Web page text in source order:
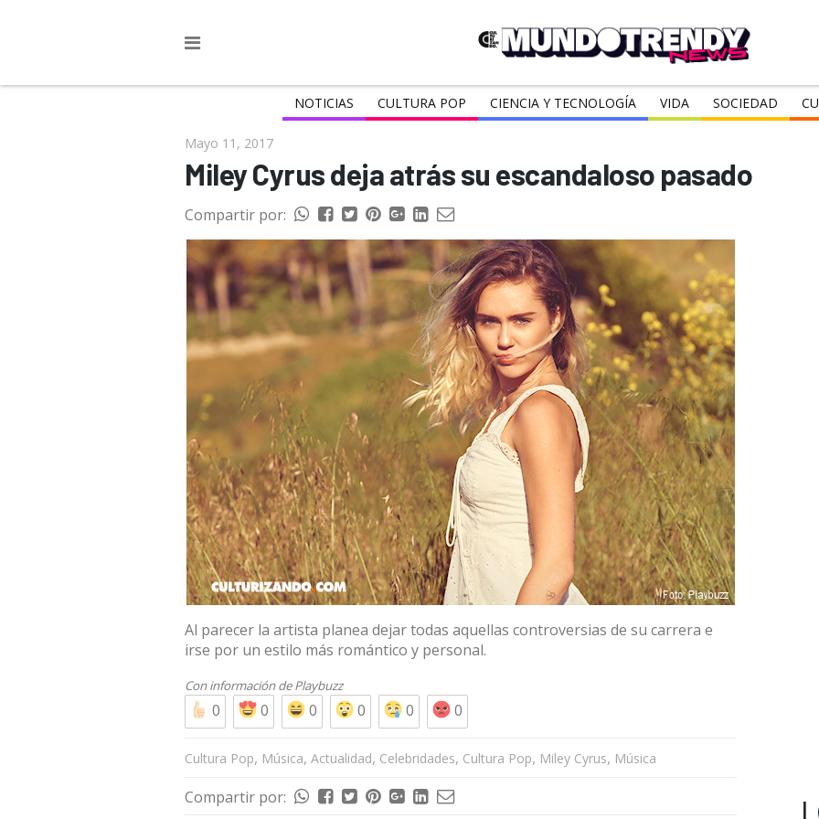
NOTICIAS CULTURA POP CIENCIA Y TECNOLOGÍA VIDA SOCIEDAD
Mayo 11, 2017
Miley Cyrus deja atrás su escandaloso pasado
Compartir por:
Al parecer la artista planea dejar todas aquellas controversias de su carrera e
irse por un estilo más romántico y personal.
Con información dePlaybuzz
0 0 0 0 0 0
Cultura Pop, Música, Actualidad, Celebridades, Cultura Pop, Miley Cyrus, Música
Compartir por: